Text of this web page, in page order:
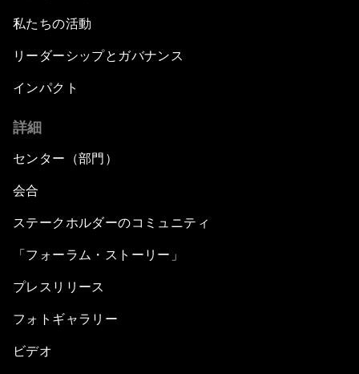
私たちの活動
リーダーシップとガバナンス
インパクト
詳細
センター（部門）
会合
ステークホルダーのコミュニティ
「フォーラム・ストーリー」
プレスリリース
フォトギャラリー
ビデオ